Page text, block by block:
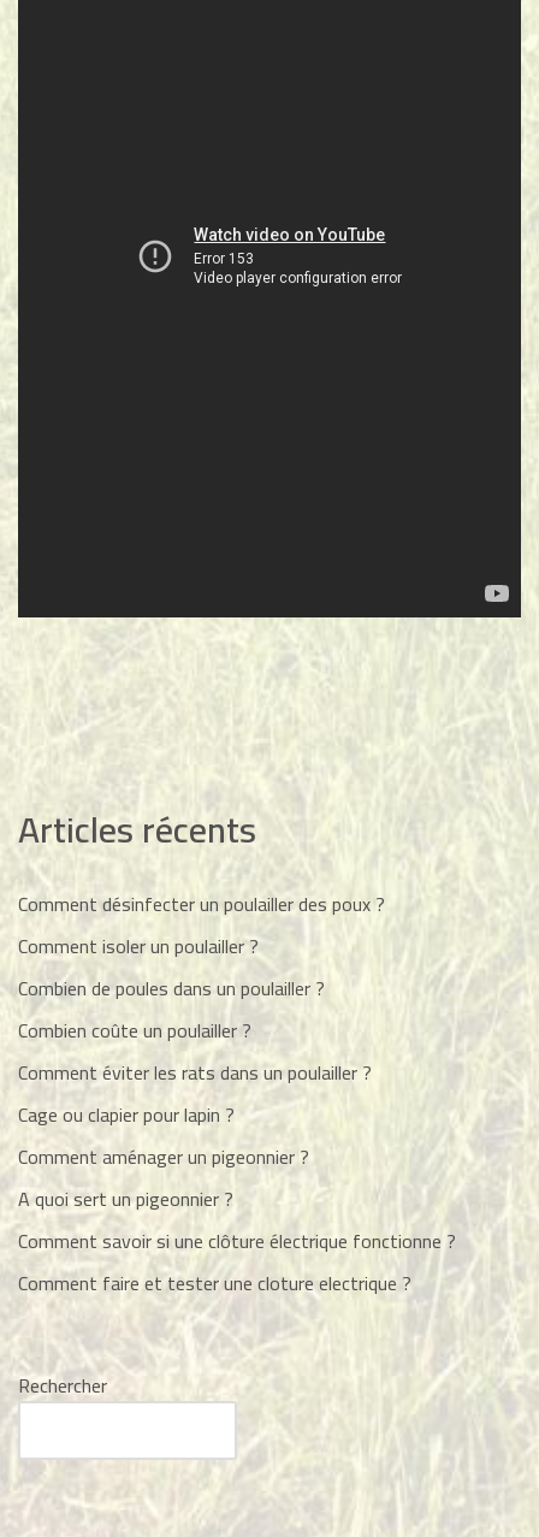
Articles récents
Comment désinfecter un poulailler des poux ?
Comment isoler un poulailler ?
Combien de poules dans un poulailler ?
Combien coûte un poulailler ?
Comment éviter les rats dans un poulailler ?
Cage ou clapier pour lapin ?
Comment aménager un pigeonnier ?
A quoi sert un pigeonnier ?
Comment savoir si une clôture électrique fonctionne ?
Comment faire et tester une cloture electrique ?
Rechercher